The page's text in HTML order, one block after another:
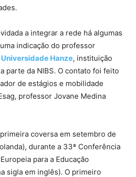
a integrar a rede há algumas
indicação do professor
Universidade Hanze, instituição
parte da NIBS. O contato foi feito
de estágios e mobilidade
professor Jovane Medina
coversa em setembro de
durante a 33ª Conferência
para a Educação
sigla em inglês). O primeiro